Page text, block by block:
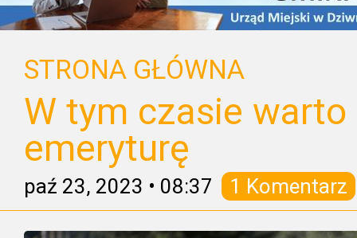
STRONA GŁÓWNA
W tym czasie
emeryturę
paź 23, 2023 • 08:37 1 Komentarz